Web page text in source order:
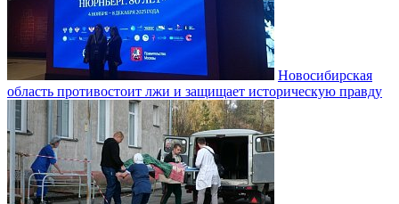
Новосибирская
область противостоит лжи и защищает историческую правду